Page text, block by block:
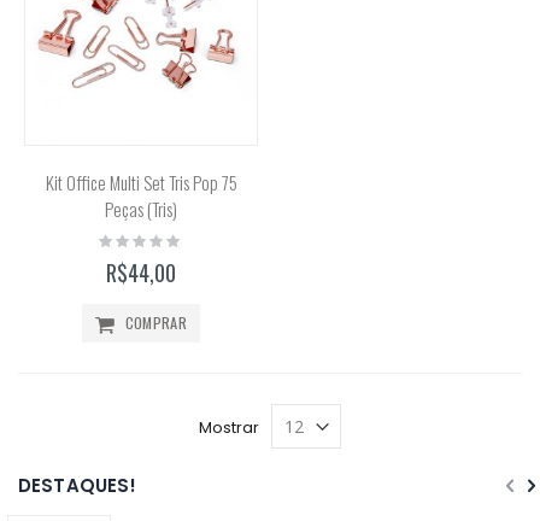
Kit Office Multi Set Tris Pop 75
Peças (Tris)
Rating:
R$44,00
COMPRAR
Mostrar
DESTAQUES!